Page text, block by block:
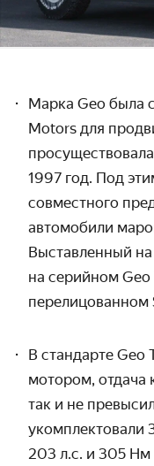
Марка Geo была
Motors для
1997 год. Под
совместного
автомобили
Выставленный
на серийном Geo
перелицованном
В стандарте Geo
мотором, отдача
так и не
укомплектовали
203 л.с. и 305 Нм